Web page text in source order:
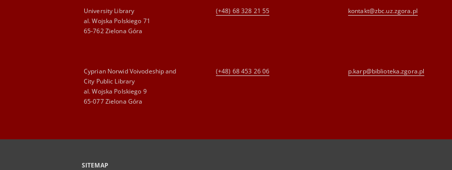
University Library
al. Wojska Polskiego 71
65-762 Zielona Góra
(+48) 68 328 21 55 kontakt@zbc.uz.zgora.pl
Cyprian Norwid Voivodeship and
City Public Library
al. Wojska Polskiego 9
65-077 Zielona Góra
(+48) 68 453 26 06 p.karp@biblioteka.zgora.pl
SITEMAP